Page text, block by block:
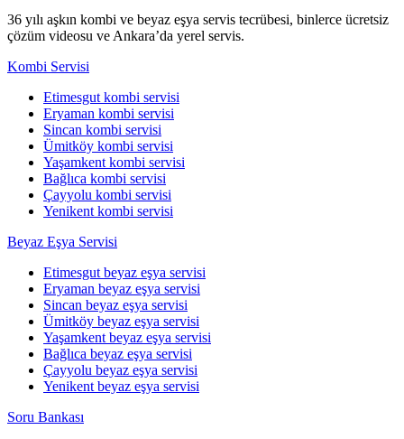
36 yılı aşkın kombi ve beyaz eşya servis tecrübesi, binlerce ücretsiz
çözüm videosu ve Ankara’da yerel servis.
Kombi Servisi
Etimesgut kombi servisi
Eryaman kombi servisi
Sincan kombi servisi
Ümitköy kombi servisi
Yaşamkent kombi servisi
Bağlıca kombi servisi
Çayyolu kombi servisi
Yenikent kombi servisi
Beyaz Eşya Servisi
Etimesgut beyaz eşya servisi
Eryaman beyaz eşya servisi
Sincan beyaz eşya servisi
Ümitköy beyaz eşya servisi
Yaşamkent beyaz eşya servisi
Bağlıca beyaz eşya servisi
Çayyolu beyaz eşya servisi
Yenikent beyaz eşya servisi
Soru Bankası